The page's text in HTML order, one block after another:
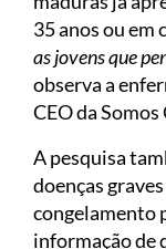
35 anos ou em
as jovens que
observa a
CEO da
A pesquisa
doenças
congelamento
informação de